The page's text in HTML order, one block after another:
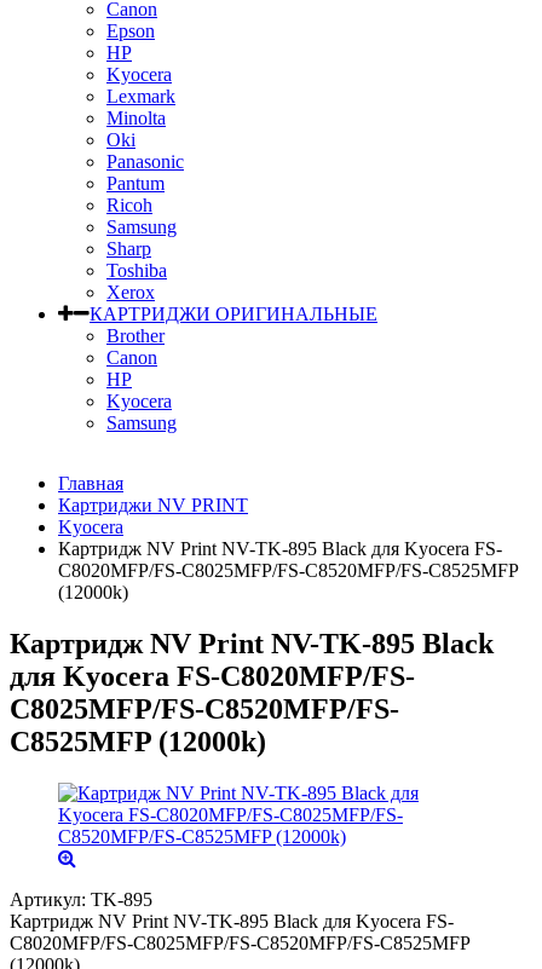
Canon
Epson
HP
Kyocera
Lexmark
Minolta
Oki
Panasonic
Pantum
Ricoh
Samsung
Sharp
Toshiba
Xerox
КАРТРИДЖИ ОРИГИНАЛЬНЫЕ
Brother
Canon
HP
Kyocera
Samsung
Главная
Картриджи NV PRINT
Kyocera
Картридж NV Print NV-TK-895 Black для Kyocera FS-
C8020MFP/FS-C8025MFP/FS-C8520MFP/FS-C8525MFP
(12000k)
Картридж NV Print NV-TK-895 Black
для Kyocera FS-C8020MFP/FS-
C8025MFP/FS-C8520MFP/FS-
C8525MFP (12000k)
Артикул: TK-895
Картридж NV Print NV-TK-895 Black для Kyocera FS-
C8020MFP/FS-C8025MFP/FS-C8520MFP/FS-C8525MFP
(12000k)